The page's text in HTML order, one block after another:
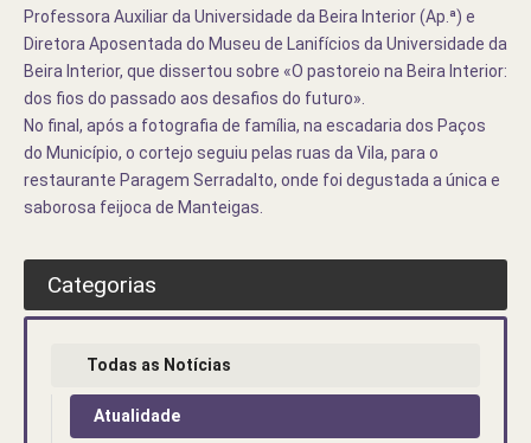
Professora Auxiliar da Universidade da Beira Interior (Ap.ª) e
Diretora Aposentada do Museu de Lanifícios da Universidade da
Beira Interior, que dissertou sobre «O pastoreio na Beira Interior:
dos fios do passado aos desafios do futuro».
No final, após a fotografia de família, na escadaria dos Paços
do Município, o cortejo seguiu pelas ruas da Vila, para o
restaurante Paragem Serradalto, onde foi degustada a única e
saborosa feijoca de Manteigas.
Categorias
Todas as Notícias
Atualidade